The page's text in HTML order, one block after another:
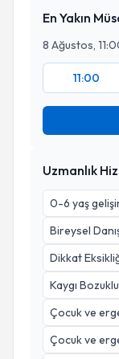
En Yakın
8 Ağustos,
11:00
Uzmanlık
0-6 yaş
Bireysel
Dikkat
Kaygı
Çocuk ve
Çocuk ve